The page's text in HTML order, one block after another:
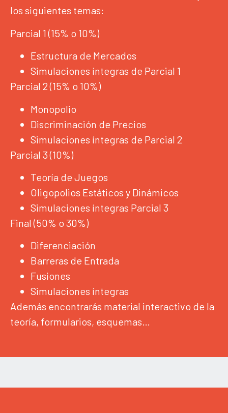
los siguientes temas:
Parcial 1 (15% o 10%)
Estructura de Mercados
Simulaciones íntegras de Parcial 1
Parcial 2 (15% o 10%)
Monopolio
Discriminación de Precios
Simulaciones íntegras de Parcial 2
Parcial 3 (10%)
Teoría de Juegos
Oligopolios Estáticos y Dinámicos
Simulaciones íntegras Parcial 3
Final (50% o 30%)
Diferenciación
Barreras de Entrada
Fusiones
Simulaciones íntegras
Además encontrarás material interactivo de la
teoría, formularios, esquemas…